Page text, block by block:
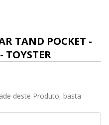
TAND POCKET -
TOYSTER
deste Produto, basta